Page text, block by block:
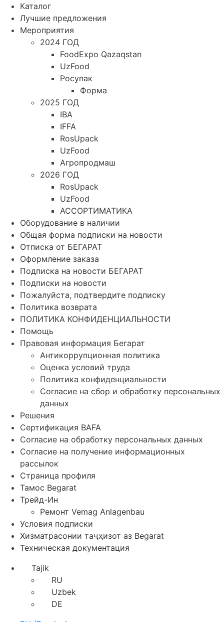
Каталог
Лучшие предложения
Мероприятия
2024 ГОД
FoodExpo Qazaqstan
UzFood
Росупак
Форма
2025 ГОД
IBA
IFFA
RosUpack
UzFood
Агропродмаш
2026 ГОД
RosUpack
UzFood
АССОРТИМАТИКА
Оборудование в наличии
Общая форма подписки на новости
Отписка от БЕГАРАТ
Оформление заказа
Подписка на новости БЕГАРАТ
Подписки на новости
Пожалуйста, подтвердите подписку
Политика возврата
ПОЛИТИКА КОНФИДЕНЦИАЛЬНОСТИ
Помощь
Правовая информация Бегарат
Антикоррупционная политика
Оценка условий труда
Политика конфиденциальности
Согласие на сбор и обработку персональных
данных
Решения
Сертификация BAFA
Согласие на обработку персональных данных
Согласие на получение информационных
рассылок
Страница профиля
Тамос Begarat
Трейд-Ин
Ремонт Vemag Anlagenbau
Условия подписки
Хизматрасонии таҷҳизот аз Begarat
Техническая документация
Tajik
RU
Uzbek
DE